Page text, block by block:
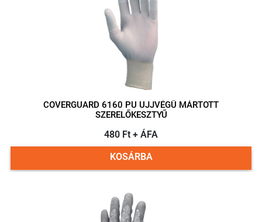
COVERGUARD 6160 PU UJJVÉGŰ MÁRTOTT
SZERELŐKESZTYŰ
480 Ft + ÁFA
KOSÁRBA